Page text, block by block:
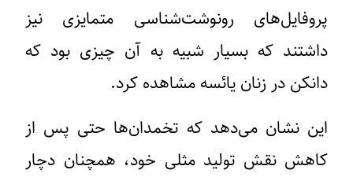
پروفایل‌های رونوشت‌شناسی متمایزی نیز
داشتند که بسیار شبیه به آن چیزی بود که
دانکن در زنان یائسه مشاهده کرد.
این نشان می‌دهد که تخمدان‌ها حتی پس از
کاهش نقش تولید مثلی خود، همچنان دچار